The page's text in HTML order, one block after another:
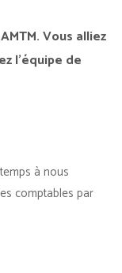
Vous alliez
l’équipe de
à nous
comptables par